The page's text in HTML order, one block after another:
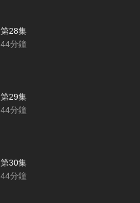
第28集
44分鐘
第29集
44分鐘
第30集
44分鐘